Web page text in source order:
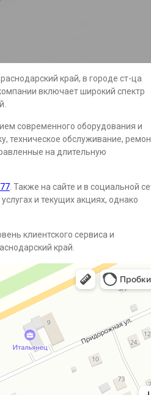
край, в городе ст-ца
включает широкий спектр
современного оборудования и
техническое обслуживание,
на длительную
. Также на сайте и в социальной
и текущих акциях, однако
клиентского сервиса и
край.